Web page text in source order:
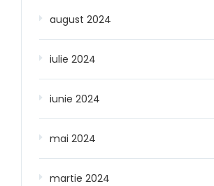
august 2024
iulie 2024
iunie 2024
mai 2024
martie 2024